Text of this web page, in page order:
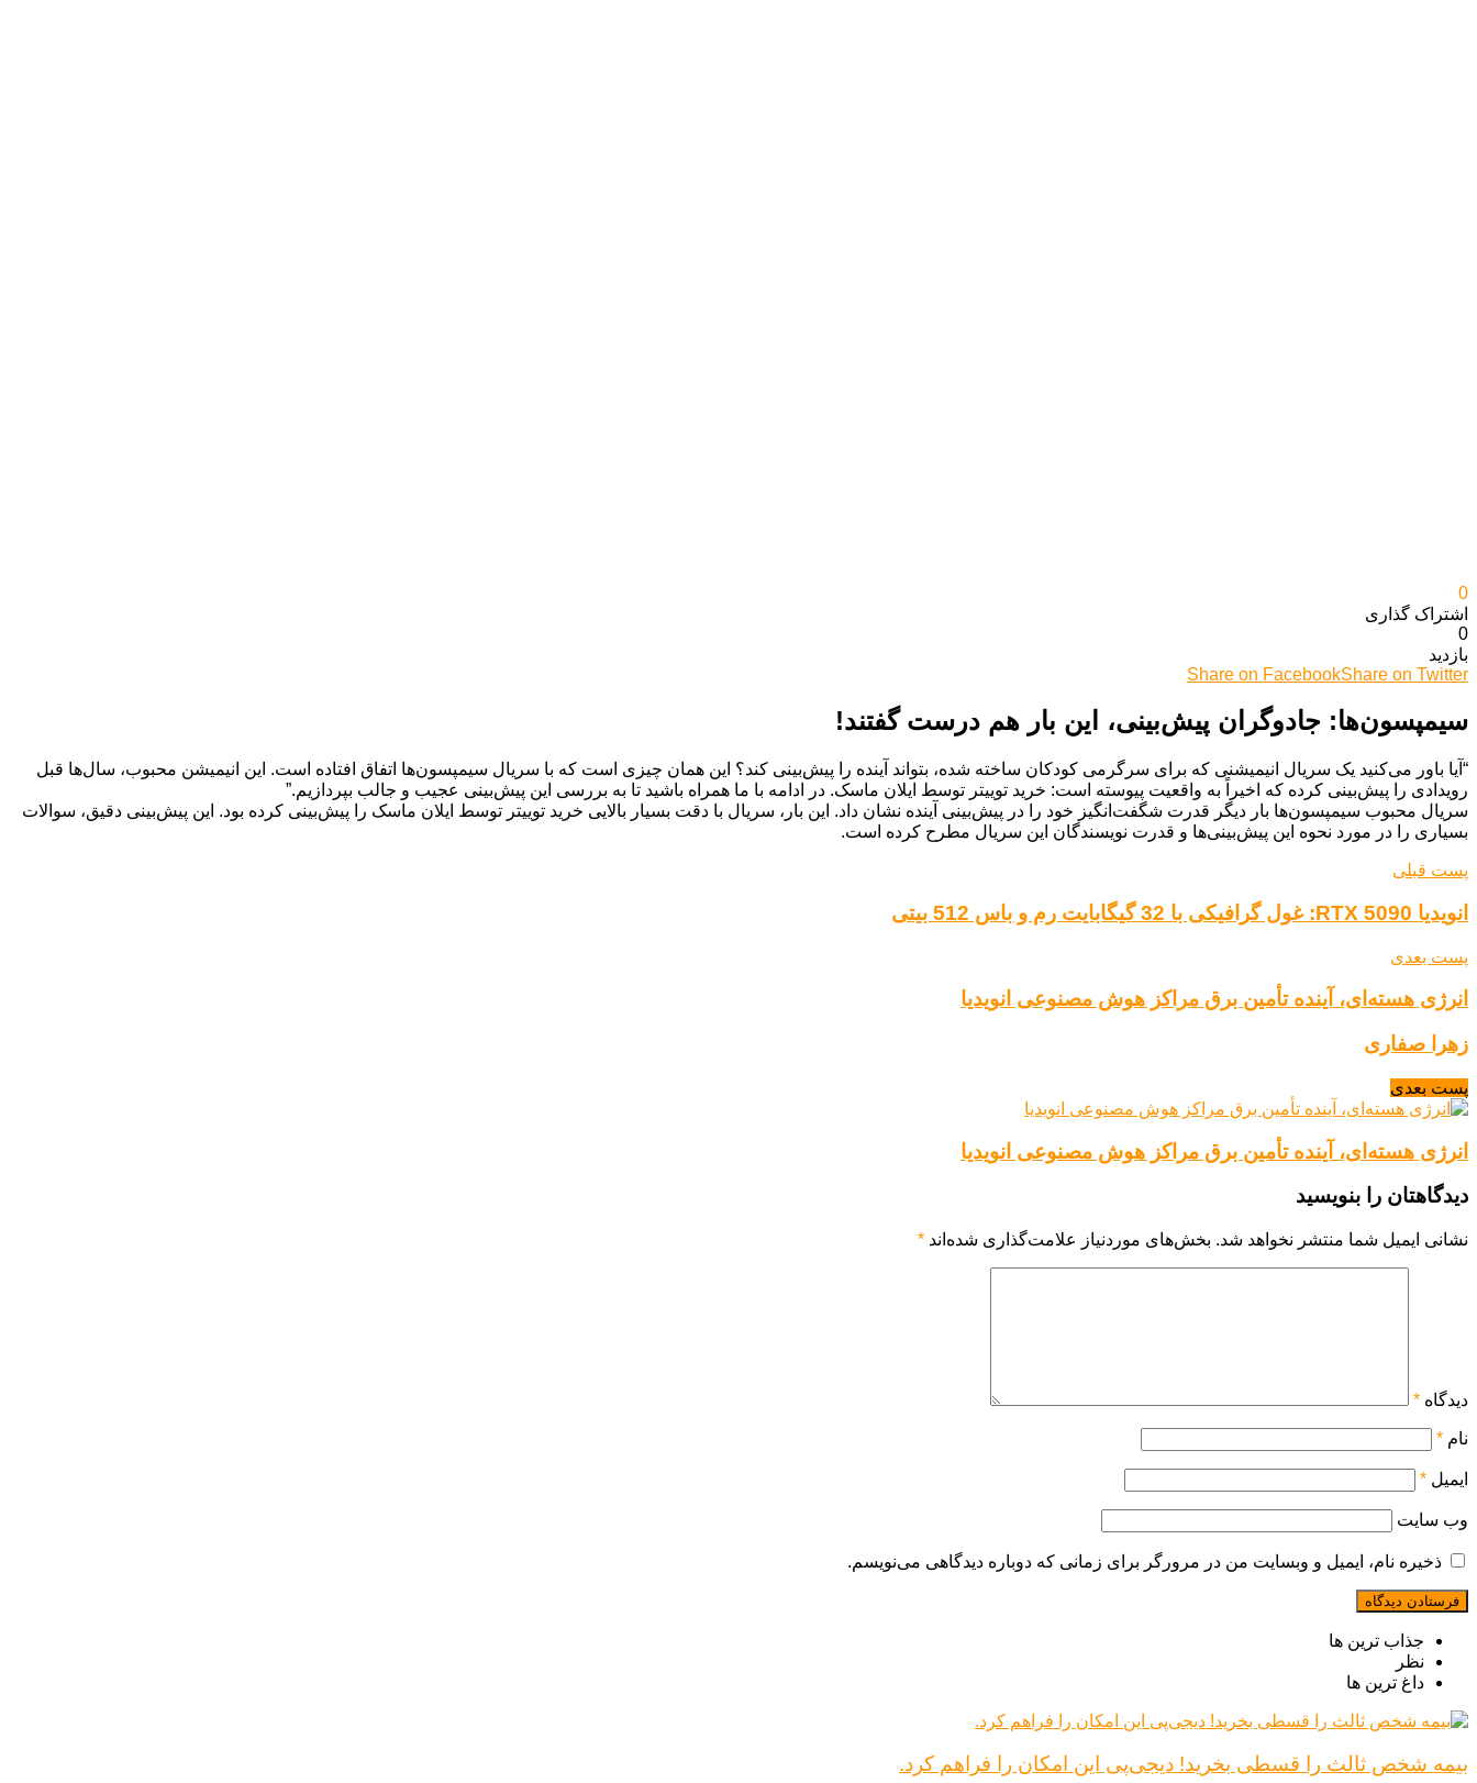
0
اشتراک گذاری‌
0
بازدید
Share on FacebookShare on Twitter
سیمپسون‌ها: جادوگران پیش‌بینی، این بار هم درست گفتند!
“آیا باور می‌کنید یک سریال انیمیشنی که برای سرگرمی کودکان ساخته شده، بتواند آینده را پیش‌بینی کند؟ این همان چیزی است که با سریال سیمپسون‌ها اتفاق افتاده است. این انیمیشن محبوب، سال‌ها قبل
رویدادی را پیش‌بینی کرده که اخیراً به واقعیت پیوسته است: خرید توییتر توسط ایلان ماسک. در ادامه با ما همراه باشید تا به بررسی این پیش‌بینی عجیب و جالب بپردازیم.”
سریال محبوب سیمپسون‌ها بار دیگر قدرت شگفت‌انگیز خود را در پیش‌بینی آینده نشان داد. این بار، سریال با دقت بسیار بالایی خرید توییتر توسط ایلان ماسک را پیش‌بینی کرده بود. این پیش‌بینی دقیق، سوالات
بسیاری را در مورد نحوه این پیش‌بینی‌ها و قدرت نویسندگان این سریال مطرح کرده است.
پست قبلی
انویدیا RTX 5090: غول گرافیکی با 32 گیگابایت رم و باس 512 بیتی
پست بعدی
انرژی هسته‌ای، آینده تأمین برق مراکز هوش مصنوعی انویدیا
زهرا صفاری
پست بعدی
انرژی هسته‌ای، آینده تأمین برق مراکز هوش مصنوعی انویدیا
دیدگاهتان را بنویسید
نشانی ایمیل شما منتشر نخواهد شد. بخش‌های موردنیاز علامت‌گذاری شده‌اند *
دیدگاه *
نام *
ایمیل *
وب‌ سایت
ذخیره نام، ایمیل و وبسایت من در مرورگر برای زمانی که دوباره دیدگاهی می‌نویسم.
جذاب ترین ها
نظر
داغ ترین ها
بیمه شخص ثالث را قسطی بخرید! دیجی‌پی این امکان را فراهم کرد.